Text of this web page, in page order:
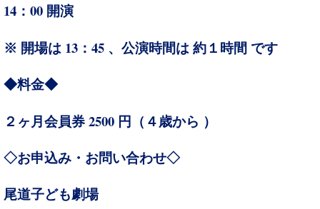
14：00 開演
※ 開場は 13：45 、 公演時間は 約１時間 です
◆料金◆
２ヶ月会員券 2500 円（ ４ 歳から ）
◇お申込み・お問い合わせ◇
尾道子ども劇場